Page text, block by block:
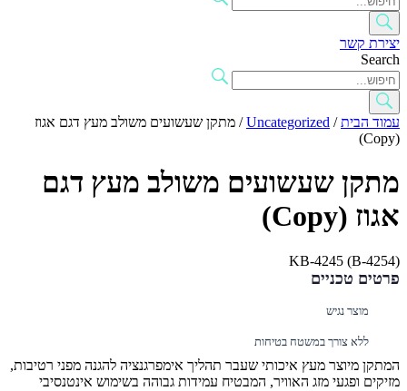
יצירת קשר
Search
עמוד הבית/
Uncategorized/ מתקן שעשועים משולב מעץ דגם אגוז
(Copy)
מתקן שעשועים משולב מעץ דגם
אגוז (Copy)
(KB-4245 (B-4254
פרטים טכניים
מוצר נגיש
ללא צורך במשטח בטיחות
המתקן מיוצר מעץ איכותי שעבר תהליך אימפרגנציה להגנה מפני רטיבות,
מזיקים ופגעי מזג האוויר, המבטיח עמידות גבוהה בשימוש אינטנסיבי